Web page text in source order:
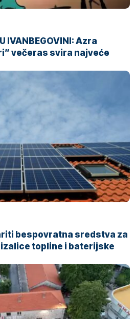
IVANBEGOVINI: Azra
večeras svira najveće
bespovratna sredstva za
topline i baterijske